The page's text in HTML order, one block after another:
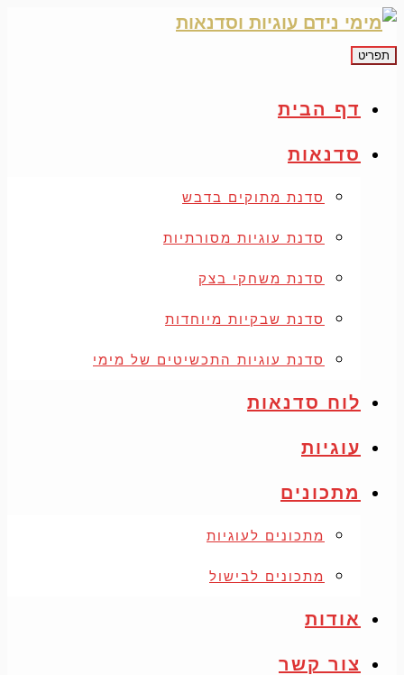
תפריט
דף הבית
סדנאות
סדנת מתוקים בדבש
סדנת עוגיות מסורתיות
סדנת משחקי בצק
סדנת שבקיות מיוחדות
סדנת עוגיות התכשיטים של מימי
לוח סדנאות
עוגיות
מתכונים
מתכונים לעוגיות
מתכונים לבישול
אודות
צור קשר